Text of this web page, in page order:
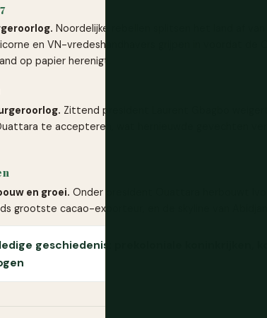
Noordelijke rebellen splitsen het land af
en VN-vredeshandhavers grijpen in voordat de
op papier herenigt.
Zittend president Laurent Gbagbo
te accepteren, wat hernieuwde gevechten
en groei. Onder president Ouattara herbouwt
grootste cacao-exporteur, en de skyline van
geschiedenis: prekoloniale koninkrijken,